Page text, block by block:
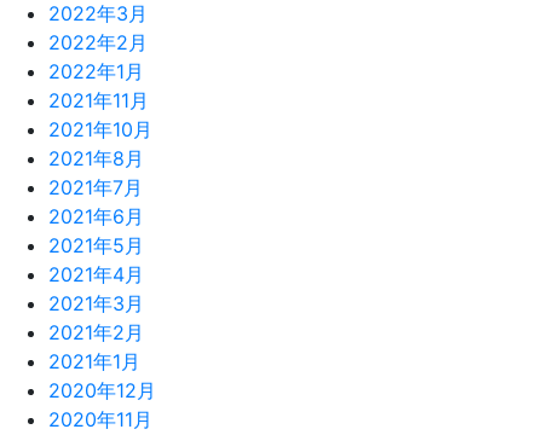
2022年3月
2022年2月
2022年1月
2021年11月
2021年10月
2021年8月
2021年7月
2021年6月
2021年5月
2021年4月
2021年3月
2021年2月
2021年1月
2020年12月
2020年11月